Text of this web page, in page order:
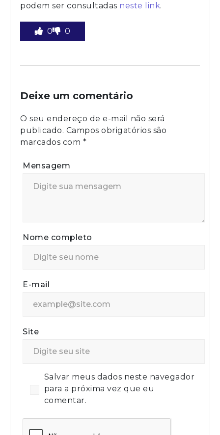
podem ser consultadas neste link.
0 0
Deixe um comentário
O seu endereço de e-mail não será
publicado. Campos obrigatórios são
marcados com *
Mensagem
Nome completo
E-mail
Site
Salvar meus dados neste navegador
para a próxima vez que eu
comentar.